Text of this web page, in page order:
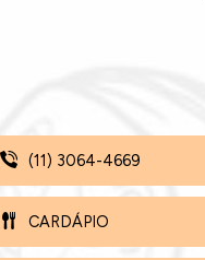
(11) 3064-4669
CARDÁPIO